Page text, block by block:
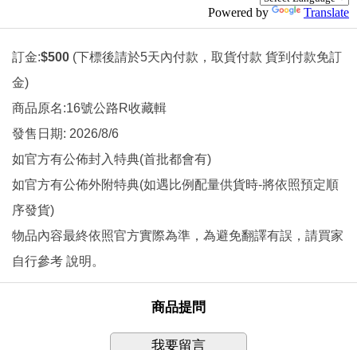
Powered by Translate
訂金:$500(下標後請於5天內付款 ，取貨付款 貨到付款免訂
金)
商品原名:16號公路R收藏輯
發售日期: 2026/8/6
如官方有公佈封入特典(首批都會有)
如官方有公佈外附特典(如遇比例配量供貨時-將依照預定順
序發貨)
物品內容最終依照官方實際為準，為避免翻譯有誤， 請買家
自行參考 說明。
商品提問
我要留言